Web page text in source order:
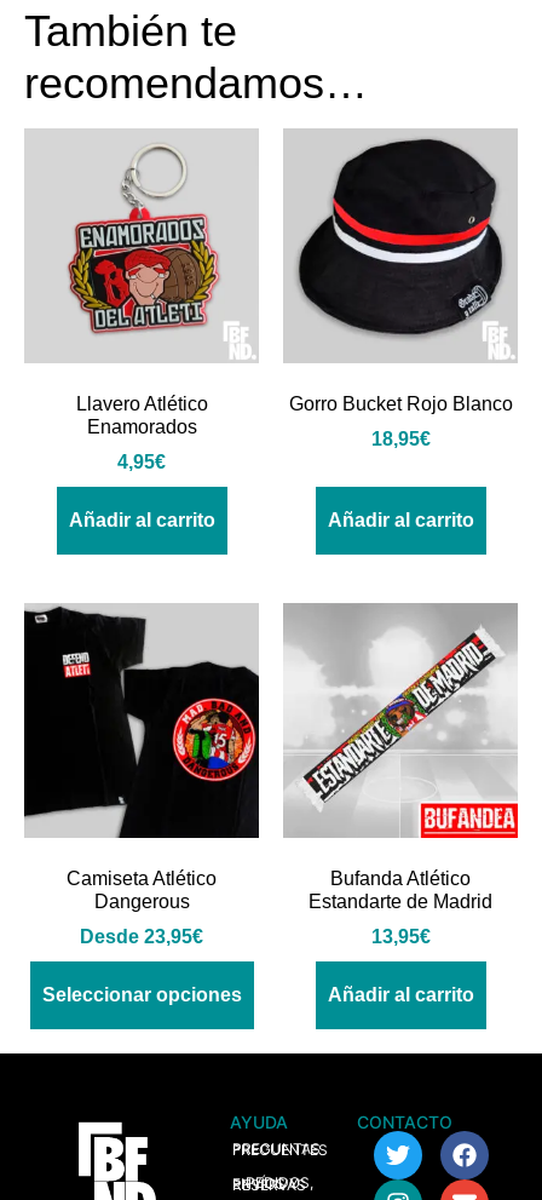
También te
recomendamos…
Llavero Atlético
Enamorados
4,95€
Añadir al carrito
Gorro Bucket Rojo Blanco
18,95€
Añadir al carrito
Camiseta Atlético
Dangerous
Desde 23,95€
Seleccionar opciones
Bufanda Atlético
Estandarte de Madrid
13,95€
Añadir al carrito
AYUDA
> PREGUNTAS FRECUENTES
> PEDIDOS, ENVÍOS Y RESERVAS
CONTACTO